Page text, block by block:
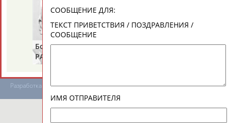
Вопросы сотрудничества и совместной деятельности
Разработка и поддержка ООО НАИТ «Стадион»
Адресов в новостной рассылке: 996
Подпишись
Борис
РАЗИНСКИЙ
Галина
СООБЩЕНИЕ ДЛЯ:
ТЕКСТ ПРИВЕТСТВИЯ / ПОЗДРАВЛЕНИЯ /
СООБЩЕНИЕ
ИМЯ ОТПРАВИТЕЛЯ